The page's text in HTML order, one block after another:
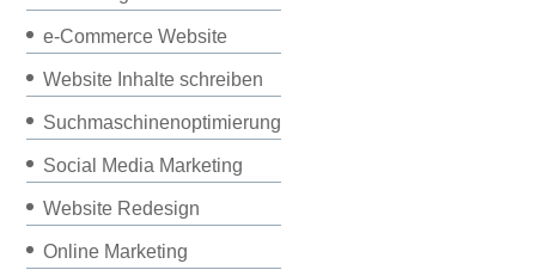
e-Commerce Website
Website Inhalte schreiben
Suchmaschinenoptimierung
Social Media Marketing
Website Redesign
Online Marketing